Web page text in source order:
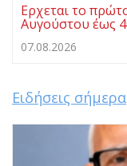
Ερχεται το
Αυγούστου έως
07.08.2026
Ειδήσεις σήμερα